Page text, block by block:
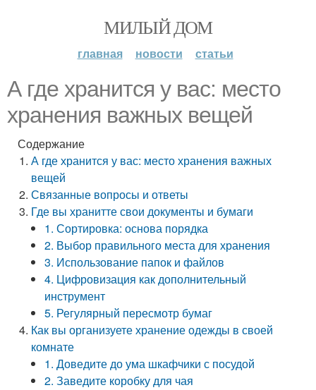
МИЛЫЙ ДОМ
главная новости статьи
А где хранится у вас: место
хранения важных вещей
Содержание
А где хранится у вас: место хранения важных
вещей
Связанные вопросы и ответы
Где вы хранитте свои документы и бумаги
1. Сортировка: основа порядка
2. Выбор правильного места для хранения
3. Использование папок и файлов
4. Цифровизация как дополнительный
инструмент
5. Регулярный пересмотр бумаг
Как вы организуете хранение одежды в своей
комнате
1. Доведите до ума шкафчики с посудой
2. Заведите коробку для чая